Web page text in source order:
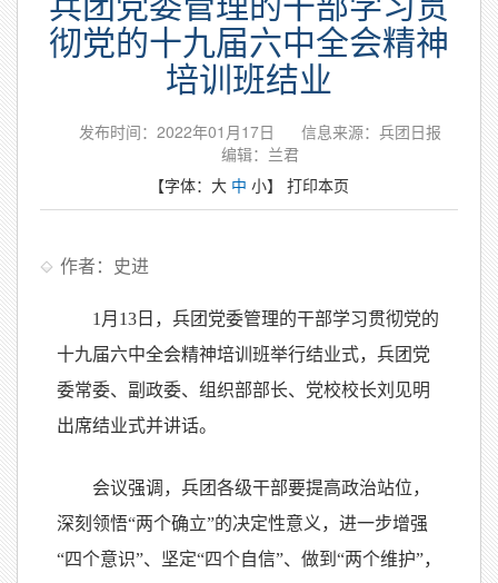
彻党的十九届六中全会精神
培训班结业
发布时间：2022年01月17日
信息来源：兵团日报
编辑：兰君
【字体： 大 中 小】 打印本页
作者：史进
1月13日，兵团党委管理的干部学习贯彻党的
十九届六中全会精神培训班举行结业式，兵团党
委常委、副政委、组织部部长、党校校长刘见明
出席结业式并讲话。
会议强调，兵团各级干部要提高政治站位，
深刻领悟“两个确立”的决定性意义，进一步增强
“四个意识”、坚定“四个自信”、做到“两个维护”，